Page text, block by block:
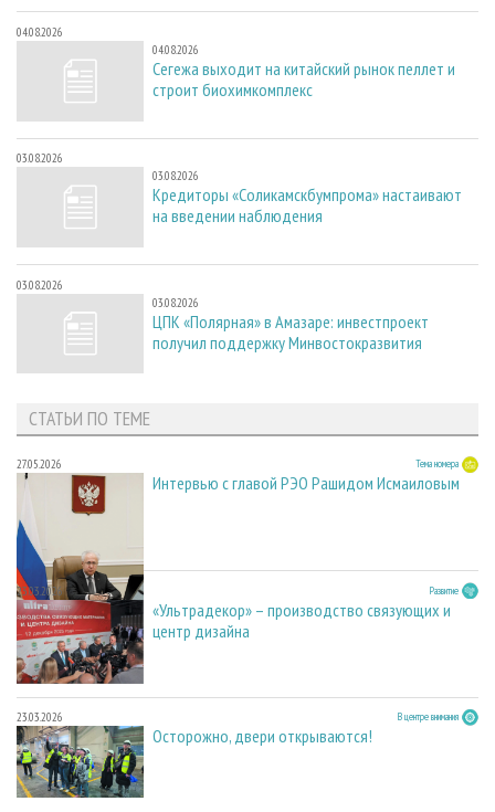
04.08.2026
04.08.2026
Сегежа выходит на китайский рынок пеллет и
строит биохимкомплекс
03.08.2026
03.08.2026
Кредиторы «Соликамскбумпрома» настаивают
на введении наблюдения
03.08.2026
03.08.2026
ЦПК «Полярная» в Амазаре: инвестпроект
получил поддержку Минвостокразвития
СТАТЬИ ПО ТЕМЕ
27.05.2026 Тема номера
Интервью с главой РЭО Рашидом Исмаиловым
23.03.2026 Развитие
«Ультрадекор» – производство связующих и
центр дизайна
23.03.2026 В центре внимания
Осторожно, двери открываются!